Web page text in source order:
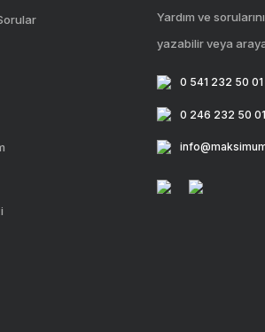
Yardım ve
yazabilir veya
0 541 232 50 01
0 246 232 50 01